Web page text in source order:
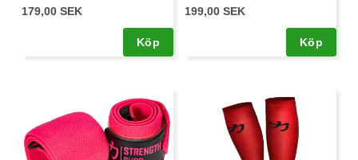
179,00 SEK
Köp
199,00 SEK
Köp